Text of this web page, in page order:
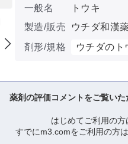
一般名
トウキ
製造/販売
ウチダ和漢
剤形/規格
ウチダのト
薬剤の評価コメントをご覧いた
はじめてご利用の方
すでにm3.comをご利用の方は